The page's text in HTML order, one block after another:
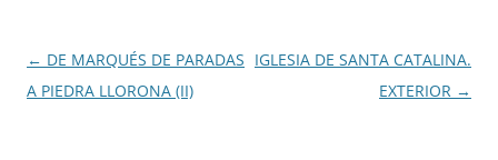
Navegación
de
← DE MARQUÉS DE PARADAS
A PIEDRA LLORONA (II)
IGLESIA DE SANTA CATALINA.
EXTERIOR →